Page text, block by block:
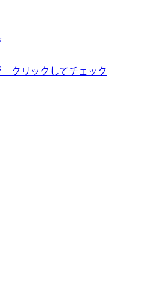
クリックしてチェック